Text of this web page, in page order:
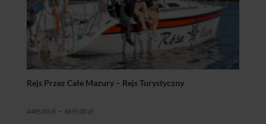
Rejs Przez Całe Mazury – Rejs Turystyczny
4495,00 zł – 4695,00 zł Zakres